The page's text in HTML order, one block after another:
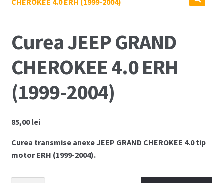
Coș
Marci Comercializate
Curea JEEP GRAND
CHEROKEE 4.0 ERH
(1999-2004)
85,00lei
Curea transmise anexe JEEP GRAND CHEROKEE 4.0 tip
motor ERH (1999-2004).